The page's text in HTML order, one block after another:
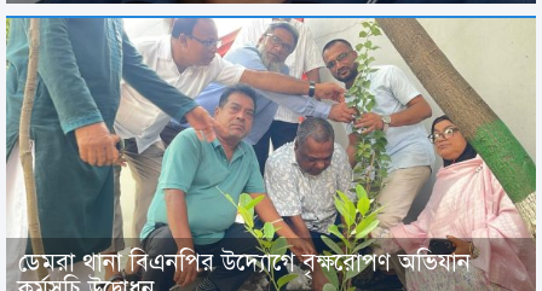
ডেমরা থানা বিএনপির উদ্যোগে বৃক্ষরোপণ অভিযান